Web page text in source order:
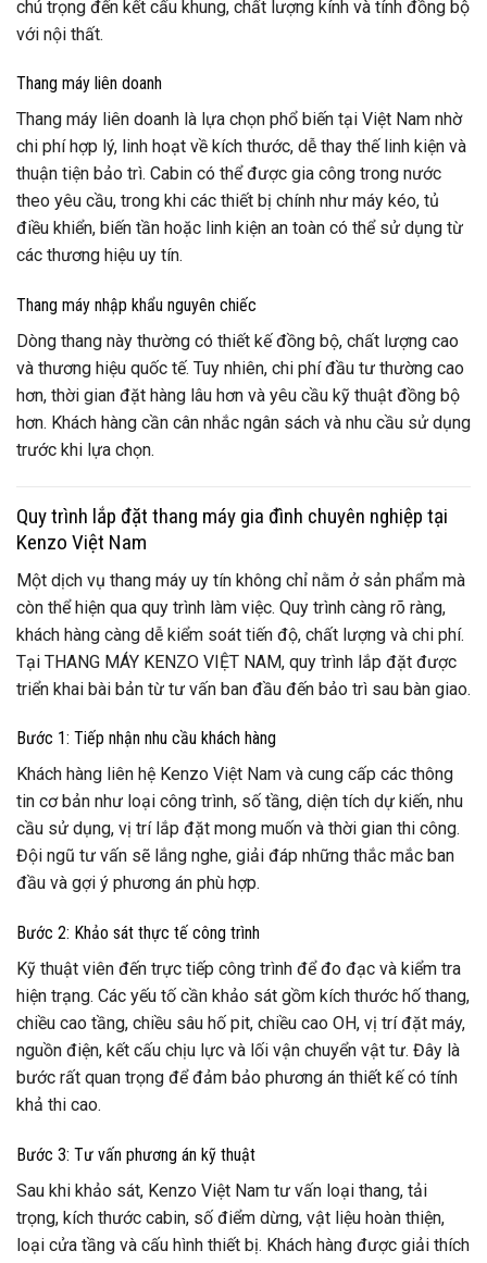
chú trọng đến kết cấu khung, chất lượng kính và tính đồng bộ
với nội thất.
Thang máy liên doanh
Thang máy liên doanh là lựa chọn phổ biến tại Việt Nam nhờ
chi phí hợp lý, linh hoạt về kích thước, dễ thay thế linh kiện và
thuận tiện bảo trì. Cabin có thể được gia công trong nước
theo yêu cầu, trong khi các thiết bị chính như máy kéo, tủ
điều khiển, biến tần hoặc linh kiện an toàn có thể sử dụng từ
các thương hiệu uy tín.
Thang máy nhập khẩu nguyên chiếc
Dòng thang này thường có thiết kế đồng bộ, chất lượng cao
và thương hiệu quốc tế. Tuy nhiên, chi phí đầu tư thường cao
hơn, thời gian đặt hàng lâu hơn và yêu cầu kỹ thuật đồng bộ
hơn. Khách hàng cần cân nhắc ngân sách và nhu cầu sử dụng
trước khi lựa chọn.
Quy trình lắp đặt thang máy gia đình chuyên nghiệp tại
Kenzo Việt Nam
Một dịch vụ thang máy uy tín không chỉ nằm ở sản phẩm mà
còn thể hiện qua quy trình làm việc. Quy trình càng rõ ràng,
khách hàng càng dễ kiểm soát tiến độ, chất lượng và chi phí.
Tại THANG MÁY KENZO VIỆT NAM, quy trình lắp đặt được
triển khai bài bản từ tư vấn ban đầu đến bảo trì sau bàn giao.
Bước 1: Tiếp nhận nhu cầu khách hàng
Khách hàng liên hệ Kenzo Việt Nam và cung cấp các thông
tin cơ bản như loại công trình, số tầng, diện tích dự kiến, nhu
cầu sử dụng, vị trí lắp đặt mong muốn và thời gian thi công.
Đội ngũ tư vấn sẽ lắng nghe, giải đáp những thắc mắc ban
đầu và gợi ý phương án phù hợp.
Bước 2: Khảo sát thực tế công trình
Kỹ thuật viên đến trực tiếp công trình để đo đạc và kiểm tra
hiện trạng. Các yếu tố cần khảo sát gồm kích thước hố thang,
chiều cao tầng, chiều sâu hố pit, chiều cao OH, vị trí đặt máy,
nguồn điện, kết cấu chịu lực và lối vận chuyển vật tư. Đây là
bước rất quan trọng để đảm bảo phương án thiết kế có tính
khả thi cao.
Bước 3: Tư vấn phương án kỹ thuật
Sau khi khảo sát, Kenzo Việt Nam tư vấn loại thang, tải
trọng, kích thước cabin, số điểm dừng, vật liệu hoàn thiện,
loại cửa tầng và cấu hình thiết bị. Khách hàng được giải thích